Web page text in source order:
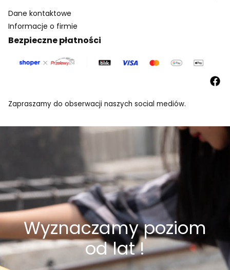
Dane kontaktowe
Informacje o firmie
Bezpieczne płatności
Zapraszamy do obserwacji naszych social mediów.
Wyznaczamy poziom
od lat !